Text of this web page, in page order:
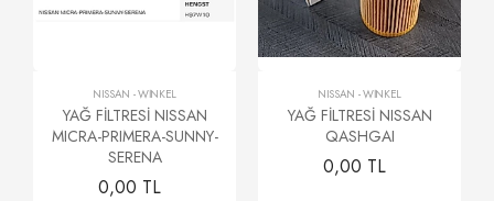
NISSAN -WİNKEL
YAĞ FİLTRESİ NISSAN
MICRA-PRIMERA-SUNNY-
SERENA
0,00 TL
NISSAN -WİNKEL
YAĞ FİLTRESİ NISSAN
QASHGAI
0,00 TL